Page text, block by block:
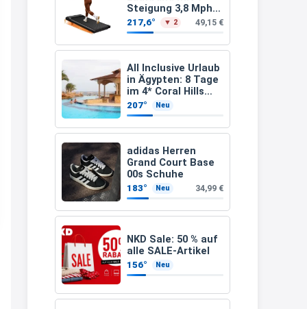
Steigung 3,8 Mph/6
Km/h Walking
217,6° ▼ 2 49,15 €
All Inclusive Urlaub
in Ägypten: 8 Tage
im 4* Coral Hills
Resort Marsa Alam
inkl. Flüge ab 299 €
p.P.
207° Neu
adidas Herren
Grand Court Base
00s Schuhe
183° Neu 34,99 €
NKD Sale: 50 % auf
alle SALE-Artikel
156° Neu
21:27
↩
Joachim
Gratis medizinische Zahncreme
www.meineapotheke.de/
2:19
↩
Joachim
Gratis Lindani Lineal
www.linda.de/vorteile/coupons/...
↩
Joachim
Gratis Hitzewarn-Aufkleber /